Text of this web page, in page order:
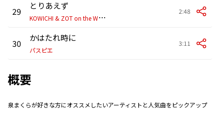
29
とりあえず
K
OWICHI & ZOT on the WAVE
2:48
30 かはたれ時に
パスピエ
3:11
概要
泉まくらが好きな方にオススメしたいアーティストと人気曲をピックアップ